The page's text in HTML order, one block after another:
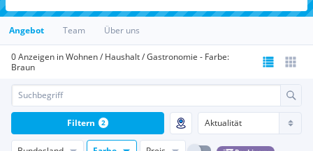
Angebot Team Über uns
0 Anzeigen in Wohnen / Haushalt / Gastronomie - Farbe:
Braun
Filtern 2